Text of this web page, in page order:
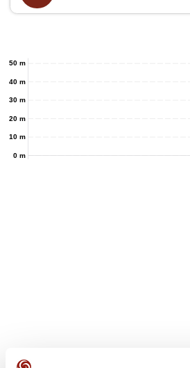
0 m
10 m
20 m
30 m
40 m
50 m